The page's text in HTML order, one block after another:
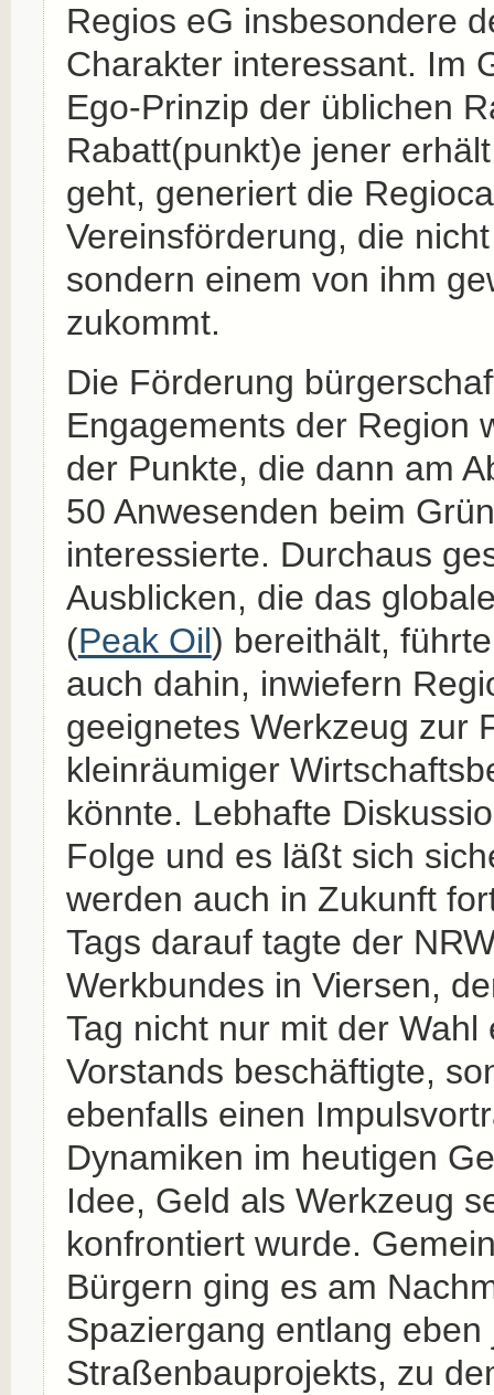
Regios eG insbesondere
Charakter interessant. Im
Ego-Prinzip der üblichen
Rabatt(punkt)e jener
geht, generiert die
Vereinsförderung, die
sondern einem von ihm
zukommt.
Die Förderung
Engagements der Region
der Punkte, die dann am
50 Anwesenden beim
interessierte. Durchaus
Ausblicken, die das
(Peak Oil) bereithält,
auch dahin, inwiefern
geeignetes Werkzeug zur
kleinräumiger
könnte. Lebhafte
Folge und es läßt sich
werden auch in Zukunft
Tags darauf tagte der
Werkbundes in Viersen,
Tag nicht nur mit der Wahl
Vorstands beschäftigte,
ebenfalls einen
Dynamiken im heutigen
Idee, Geld als Werkzeug
konfrontiert wurde.
Bürgern ging es am
Spaziergang entlang eben
Straßenbauprojekts, zu